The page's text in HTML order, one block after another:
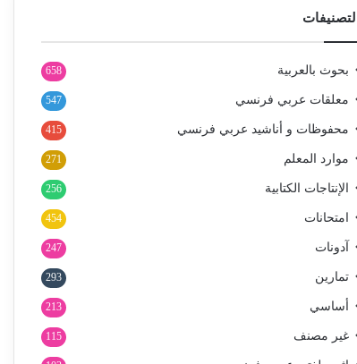
التصنيفات
بحوث بالعربية 658
معلقات عربي فرنسي 547
محفوظات و أناشيد عربي فرنسي 415
موارد المعلم 271
الإنتاجات الكتابية 256
امتحانات 454
آدونات 247
تمارين 293
أساسي 213
غير مصنف 115